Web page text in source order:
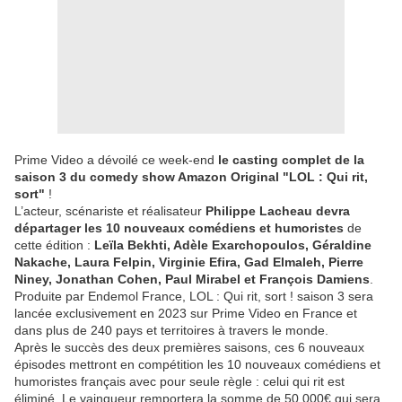
Prime Video a dévoilé ce week-end le casting complet de la
saison 3 du comedy show Amazon Original "LOL : Qui rit,
sort" !
L’acteur, scénariste et réalisateur Philippe Lacheau devra
départager les 10 nouveaux comédiens et humoristes de
cette édition : Leïla Bekhti, Adèle Exarchopoulos, Géraldine
Nakache, Laura Felpin, Virginie Efira, Gad Elmaleh, Pierre
Niney, Jonathan Cohen, Paul Mirabel et François Damiens
Produite par Endemol France, LOL : Qui rit, sort ! saison 3 sera
lancée exclusivement en 2023 sur Prime Video en France et
dans plus de 240 pays et territoires à travers le monde.
Après le succès des deux premières saisons, ces 6 nouveaux
épisodes mettront en compétition les 10 nouveaux comédiens et
humoristes français avec pour seule règle : celui qui rit est
éliminé. Le vainqueur remportera la somme de 50 000€ qui sera